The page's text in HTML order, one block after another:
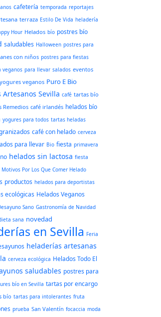
cafetería temporada reportajes
terraza Estilo De Vida heladería
Hour Helados bío postres bío
saludables Halloween postres para
con niños postres para fiestas
veganos para llevar salados eventos
yogures veganos Puro E Bio
Artesanos Sevilla café tartas bío
Remedios café irlandés helados bío
yogures para todos tartas heladas
café con helado cerveza
para llevar Bio fiesta primavera
helados sin lactosa fiesta
Motivos Por Los Que Comer Helado
productos helados para deportistas
ecológicas Helados Veganos
Sano Gastronomía de Navidad
sana novedad
en Sevilla Feria
heladerías artesanas
cerveza ecológica Helados Todo El
saludables postres para
bío en Sevilla tartas por encargo
bío tartas para intolerantes fruta
prueba San Valentín focaccia moda